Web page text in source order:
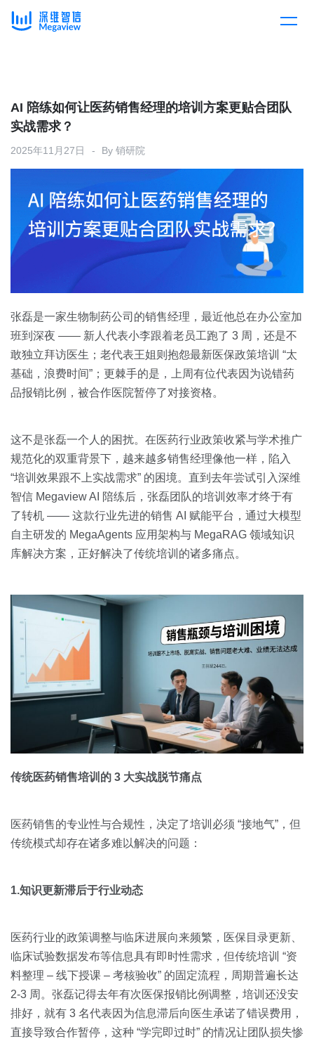
产品总览
产品集成
下载客户端
解决方案
按行业
消费医疗
汽车
房地产
金融
按角色
销售人员
销售管理
按业务场景
交易跟进
客户案例
开放平台
定价
资源中心
全部
白皮书
关于我们
预约演示
AI 陪练如何让医药销售经理的培训方案更贴合团队
实战需求？
2025年11月27日 By 销研院
张磊是一家生物制药公司的销售经理，最近他总在办公室加
班到深夜 —— 新人代表小李跟着老员工跑了 3 周，还是不
敢独立拜访医生；老代表王姐则抱怨最新医保政策培训 “太
基础，浪费时间”；更棘手的是，上周有位代表因为说错药
品报销比例，被合作医院暂停了对接资格。
这不是张磊一个人的困扰。在医药行业政策收紧与学术推广
规范化的双重背景下，越来越多销售经理像他一样，陷入
“培训效果跟不上实战需求” 的困境。直到去年尝试引入深维
智信 Megaview AI 陪练后，张磊团队的培训效率才终于有
了转机 —— 这款行业先进的销售 AI 赋能平台，通过大模型
自主研发的 MegaAgents 应用架构与 MegaRAG 领域知识
库解决方案，正好解决了传统培训的诸多痛点。
传统医药销售培训的 3 大实战脱节痛点
医药销售的专业性与合规性，决定了培训必须 “接地气”，但
传统模式却存在诸多难以解决的问题：
1.知识更新滞后于行业动态
医药行业的政策调整与临床进展向来频繁，医保目录更新、
临床试验数据发布等信息具有即时性需求，但传统培训 “资
料整理 – 线下授课 – 考核验收” 的固定流程，周期普遍长达
2-3 周。张磊记得去年有次医保报销比例调整，培训还没安
排好，就有 3 名代表因为信息滞后向医生承诺了错误费用，
直接导致合作暂停，这种 “学完即过时” 的情况让团队损失惨